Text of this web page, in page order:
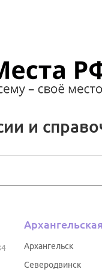
и
Архангельск
Северодвинск